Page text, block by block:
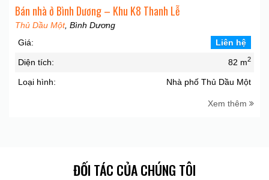
Bán nhà ở Bình Dương – Khu K8 Thanh Lễ
Thủ Dầu Một, Bình Dương
Giá:
Liên hệ
Diện tích: 82 m2
Loại hình: Nhà phố Thủ Dầu Một
Xem thêm
ĐỐI TÁC CỦA CHÚNG TÔI